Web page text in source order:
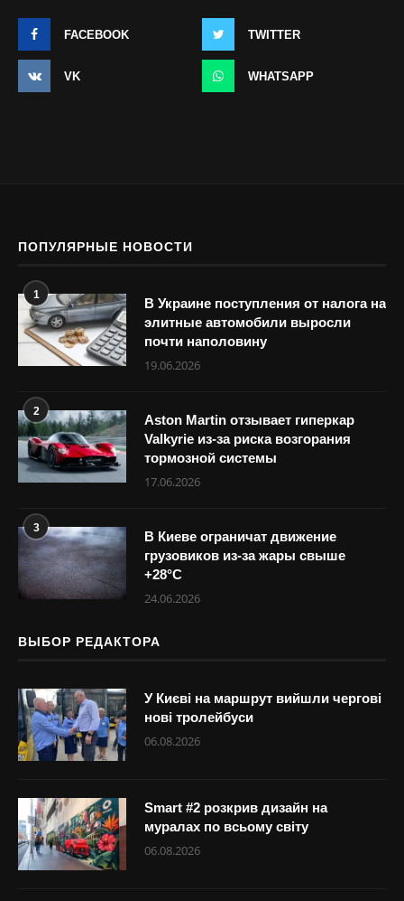
FACEBOOK TWITTER
VK WHATSAPP
ПОПУЛЯРНЫЕ НОВОСТИ
1
В Украине поступления от налога на
элитные автомобили выросли
почти наполовину
19.06.2026
2
Aston Martin отзывает гиперкар
Valkyrie из-за риска возгорания
тормозной системы
17.06.2026
3
В Киеве ограничат движение
грузовиков из-за жары свыше
+28°С
24.06.2026
ВЫБОР РЕДАКТОРА
У Києві на маршрут вийшли чергові
нові тролейбуси
06.08.2026
Smart #2 розкрив дизайн на
муралах по всьому світу
06.08.2026